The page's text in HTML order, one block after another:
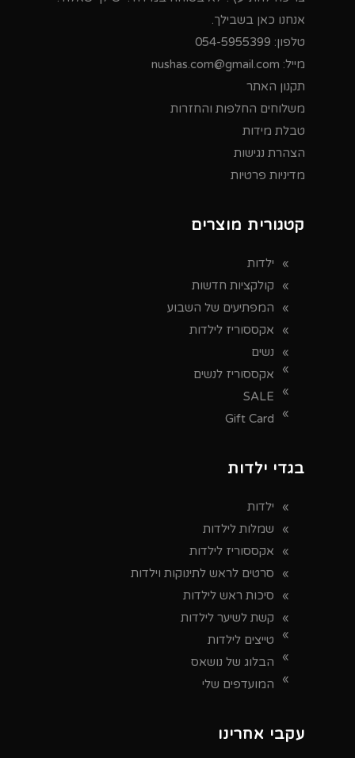
אנחנו כאן בשבילך.
טלפון: 054-5955399
מייל: nushas.com@gmail.com
תקנון האתר
משלוחים החלפות והחזרות
טבלת מידות
הצהרת נגישות
מדיניות פרטיות
קטגורית מוצרים
ילדות
קולקציות חדשות
המפתיעים של השבוע
אקססוריז לילדות
נשים
אקססוריז לנשים
SALE
Gift Card
בגדי ילדות
ילדות
שמלות לילדות
אקססוריז לילדות
סרטים לראש לתינוקות וילדות
סיכות ראש לילדות
קשת לשיער לילדות
טייצים לילדות
הבלוג של נושאס
המועדפים שלי
עקבי אחרינו